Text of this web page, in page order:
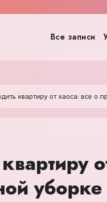
Все записи
квартиру от хаоса: все о
уборке